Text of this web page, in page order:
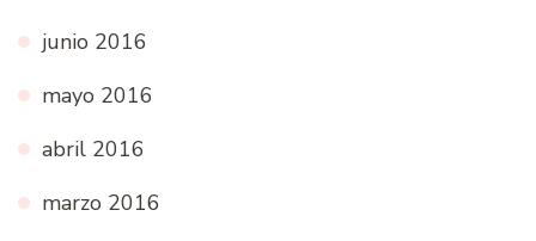
junio 2016
mayo 2016
abril 2016
marzo 2016